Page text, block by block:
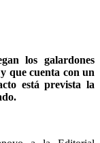
los galardones
que cuenta con un
está prevista la